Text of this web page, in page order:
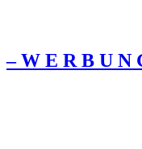
– W Ε R Β U Ν